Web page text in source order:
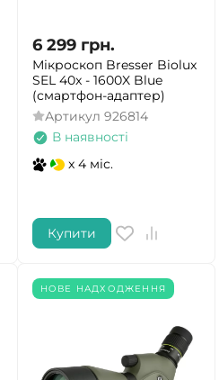
6 299 грн.
Мікроскоп Bresser Biolux
SEL 40x - 1600X Blue
(смартфон-адаптер)
Артикул 926814
В наявності
x 4 міс.
Купити
НОВЕ НАДХОДЖЕННЯ